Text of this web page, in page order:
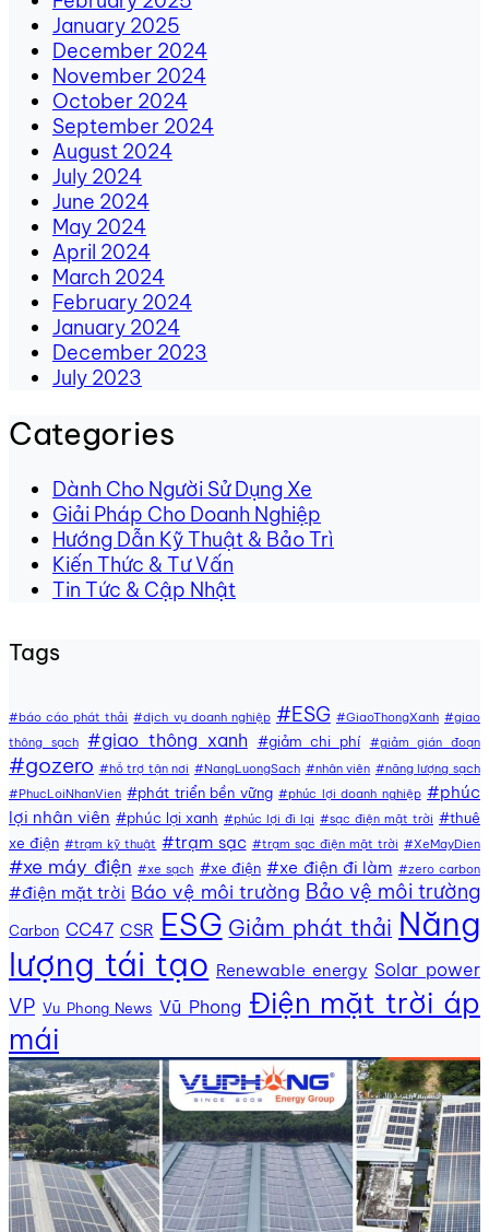
January 2025
December 2024
November 2024
October 2024
September 2024
August 2024
July 2024
June 2024
May 2024
April 2024
March 2024
February 2024
January 2024
December 2023
July 2023
Categories
Dành Cho Người Sử Dụng Xe
Giải Pháp Cho Doanh Nghiệp
Hướng Dẫn Kỹ Thuật & Bảo Trì
Kiến Thức & Tư Vấn
Tin Tức & Cập Nhật
Tags
#báo cáo phát thải #dịch vụ doanh nghiệp #ESG #GiaoThongXanh #giao
thông sạch
#giao thông xanh #giảm chi phí #giảm gián đoạn
#gozero #hỗ trợ tận nơi #NangLuongSach #nhân viên #năng lượng sạch
#PhucLoiNhanVien #phát triển bền vững #phúc lợi doanh nghiệp #phúc
lợi nhân viên #phúc lợi xanh #phúc lợi đi lại #sạc điện mặt trời #thuê
xe điện #trạm kỹ thuật #trạm sạc #trạm sạc điện mặt trời #XeMayDien
#xe máy điện #xe sạch #xe điện #xe điện đi làm #zero carbon
#điện mặt trời Báo vệ môi trường Bảo vệ môi trường
Carbon CC47 CSR ESG Giảm phát thải Năng
lượng tái tạo Renewable energy Solar power
VP Vu Phong News Vũ Phong Điện mặt trời áp
mái